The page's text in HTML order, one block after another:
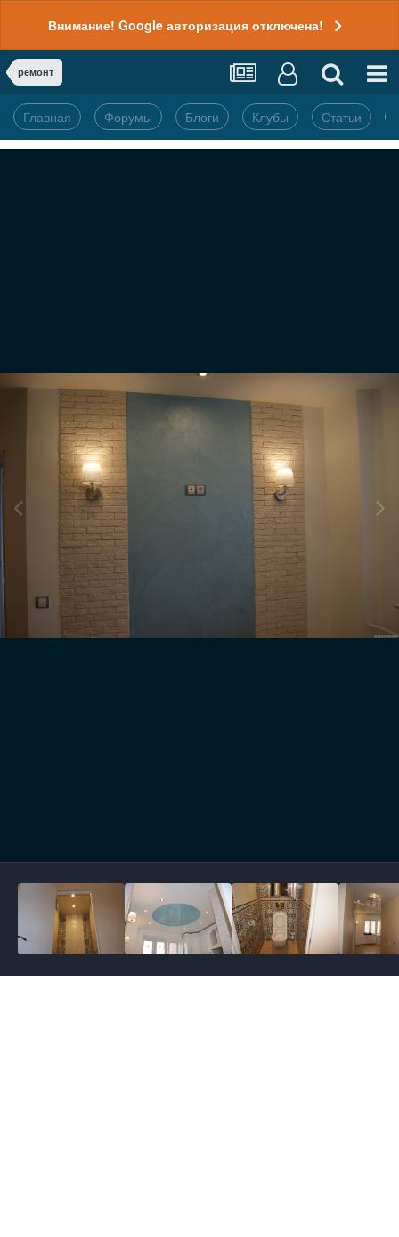
Внимание! Google авторизация отключена!
ремонт
Главная Форумы Блоги Клубы Статьи